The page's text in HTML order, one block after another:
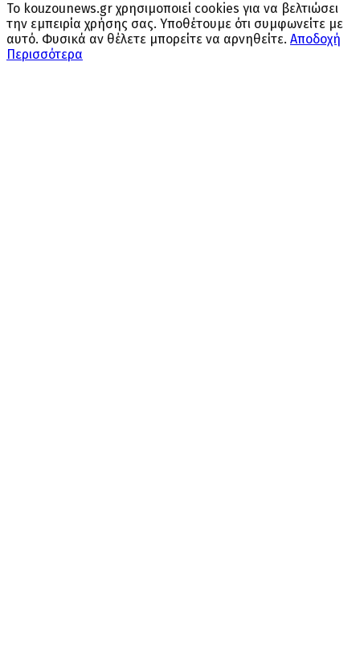
Το kouzounews.gr χρησιμοποιεί cookies για να βελτιώσει
την εμπειρία χρήσης σας. Υποθέτουμε ότι συμφωνείτε με
αυτό. Φυσικά αν θέλετε μπορείτε να αρνηθείτε. Αποδοχή
Περισσότερα